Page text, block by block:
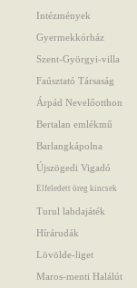
Intézmények
Gyermekkórház
Szent-Györgyi-villa
Faúsztató Társaság
Árpád Nevelőotthon
Bertalan emlékmű
Barlangkápolna
Újszögedi Vigadó
Elfeledett öreg kincsek
Turul labdajáték
Hírárudák
Lövölde-liget
Maros-menti Halálút